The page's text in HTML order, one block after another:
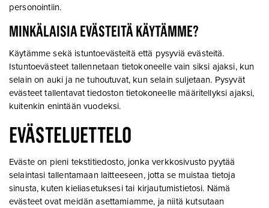
personointiin.
MINKÄLAISIA EVÄSTEITÄ KÄYTÄMME?
Käytämme sekä istuntoevästeitä että pysyviä evästeitä.
Istuntoevästeet tallennetaan tietokoneelle vain siksi ajaksi, kun
selain on auki ja ne tuhoutuvat, kun selain suljetaan. Pysyvät
evästeet tallentavat tiedoston tietokoneelle määritellyksi ajaksi,
kuitenkin enintään vuodeksi.
EVÄSTELUETTELO
Eväste on pieni tekstitiedosto, jonka verkkosivusto pyytää
selaintasi tallentamaan laitteeseen, jotta se muistaa tietoja
sinusta, kuten kieliasetuksesi tai kirjautumistietosi. Nämä
evästeet ovat meidän asettamiamme, ja niitä kutsutaan